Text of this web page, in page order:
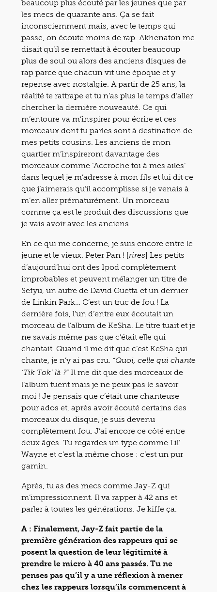
beaucoup plus écouté par les jeunes que par
les mecs de quarante ans. Ça se fait
inconsciemment mais, avec le temps qui
passe, on écoute moins de rap. Akhenaton me
disait qu’il se remettait à écouter beaucoup
plus de soul ou alors des anciens disques de
rap parce que chacun vit une époque et y
repense avec nostalgie. A partir de 25 ans, la
réalité te rattrape et tu n’as plus le temps d’aller
chercher la dernière nouveauté. Ce qui
m’entoure va m’inspirer pour écrire et ces
morceaux dont tu parles sont à destination de
mes petits cousins. Les anciens de mon
quartier m’inspireront davantage des
morceaux comme ‘Accroche toi à mes ailes’
dans lequel je m’adresse à mon fils et lui dit ce
que j’aimerais qu’il accomplisse si je venais à
m’en aller prématurément. Un morceau
comme ça est le produit des discussions que
je vais avoir avec les anciens.
En ce qui me concerne, je suis encore entre le
jeune et le vieux. Peter Pan ! [rires] Les petits
d’aujourd’hui ont des Ipod complètement
improbables et peuvent mélanger un titre de
Sefyu, un autre de David Guetta et un dernier
de Linkin Park… C’est un truc de fou ! La
dernière fois, l’un d’entre eux écoutait un
morceau de l’album de Ke$ha. Le titre tuait et je
ne savais même pas que c’était elle qui
chantait. Quand il me dit que c’est Ke$ha qui
chante, je n’y ai pas cru.
“Quoi, celle qui chante
‘Tik Tok’ là ?” Il me dit que des morceaux de
l’album tuent mais je ne peux pas le savoir
moi ! Je pensais que c’était une chanteuse
pour ados et, après avoir écouté certains des
morceaux du disque, je suis devenu
complètement fou. J’ai encore ce côté entre
deux âges. Tu regardes un type comme Lil’
Wayne et c’est la même chose : c’est un pur
gamin.
Après, tu as des mecs comme Jay-Z qui
m’impressionnent. Il va rapper à 42 ans et
parler à toutes les générations. Je kiffe ça.
A : Finalement, Jay-Z fait partie de la
première génération des rappeurs qui se
posent la question de leur légitimité à
prendre le micro à 40 ans passés. Tu ne
penses pas qu’il y a une réflexion à mener
chez les rappeurs lorsqu’ils commencent à